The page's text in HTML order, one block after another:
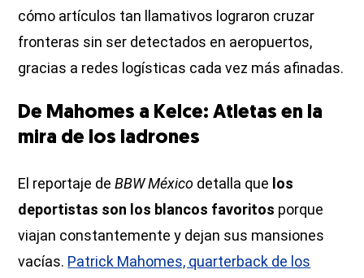
cómo artículos tan llamativos lograron cruzar
fronteras sin ser detectados en aeropuertos,
gracias a redes logísticas cada vez más afinadas.
De Mahomes a Kelce: Atletas en la
mira de los ladrones
El reportaje deBBW México detalla que los
deportistas son los blancos favoritos porque
viajan constantemente y dejan sus mansiones
vacías. Patrick Mahomes, quarterback de los